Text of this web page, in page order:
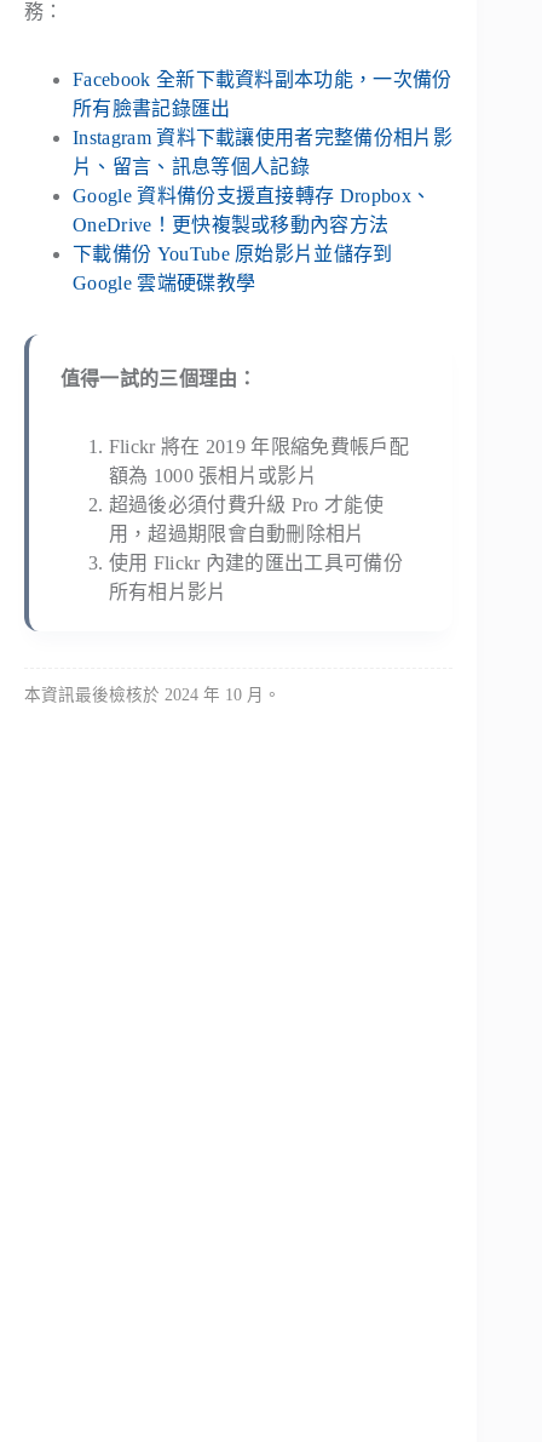
務：
Facebook 全新下載資料副本功能，一次備份
所有臉書記錄匯出
Instagram 資料下載讓使用者完整備份相片影
片、留言、訊息等個人記錄
Google 資料備份支援直接轉存 Dropbox、
OneDrive！更快複製或移動內容方法
下載備份 YouTube 原始影片並儲存到
Google 雲端硬碟教學
值得一試的三個理由：
Flickr 將在 2019 年限縮免費帳戶配
額為 1000 張相片或影片
超過後必須付費升級 Pro 才能使
用，超過期限會自動刪除相片
使用 Flickr 內建的匯出工具可備份
所有相片影片
本資訊最後檢核於 2024 年 10 月。